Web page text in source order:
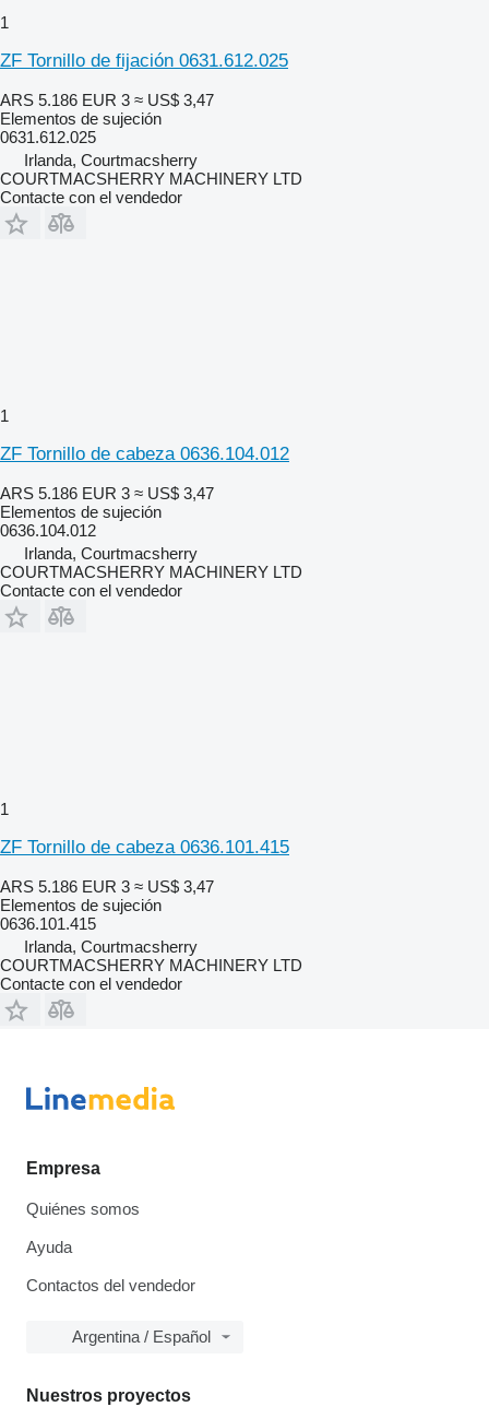
1
ZF Tornillo de fijación 0631.612.025
ARS 5.186 EUR 3 ≈ US$ 3,47
Elementos de sujeción
0631.612.025
Irlanda, Courtmacsherry
COURTMACSHERRY MACHINERY LTD
Contacte con el vendedor
1
ZF Tornillo de cabeza 0636.104.012
ARS 5.186 EUR 3 ≈ US$ 3,47
Elementos de sujeción
0636.104.012
Irlanda, Courtmacsherry
COURTMACSHERRY MACHINERY LTD
Contacte con el vendedor
1
ZF Tornillo de cabeza 0636.101.415
ARS 5.186 EUR 3 ≈ US$ 3,47
Elementos de sujeción
0636.101.415
Irlanda, Courtmacsherry
COURTMACSHERRY MACHINERY LTD
Contacte con el vendedor
Empresa
Quiénes somos
Ayuda
Contactos del vendedor
Argentina / Español
Nuestros proyectos